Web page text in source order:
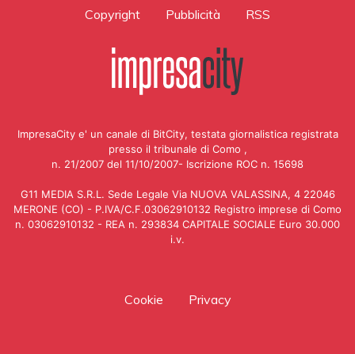
Copyright Pubblicità RSS
ImpresaCity e' un canale di BitCity, testata giornalistica registrata
presso il tribunale di Como ,
n. 21/2007 del 11/10/2007- Iscrizione ROC n. 15698
G11 MEDIA S.R.L. Sede Legale Via NUOVA VALASSINA, 4 22046
MERONE (CO) - P.IVA/C.F.03062910132 Registro imprese di Como
n. 03062910132 - REA n. 293834 CAPITALE SOCIALE Euro 30.000
i.v.
Cookie Privacy